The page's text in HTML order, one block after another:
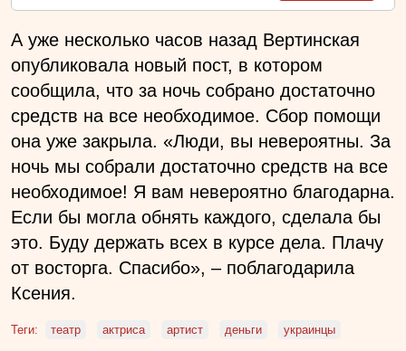
А уже несколько часов назад Вертинская
опубликовала новый пост, в котором
сообщила, что за ночь собрано достаточно
средств на все необходимое. Сбор помощи
она уже закрыла. «Люди, вы невероятны. За
ночь мы собрали достаточно средств на все
необходимое! Я вам невероятно благодарна.
Если бы могла обнять каждого, сделала бы
это. Буду держать всех в курсе дела. Плачу
от восторга. Спасибо», – поблагодарила
Ксения.
Теги: театр актриса артист деньги украинцы